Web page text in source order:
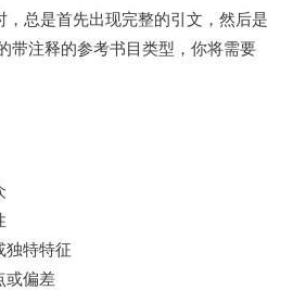
总是首先出现完整的引文，然后是
带注释的参考书目类型，你将需要
独特特征
或偏差